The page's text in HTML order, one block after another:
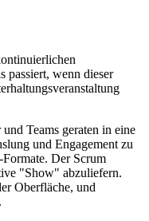
passiert, wenn dieser
Teams geraten in eine
und Engagement zu
Der Scrum
"Show" abzuliefern.
Oberfläche, und